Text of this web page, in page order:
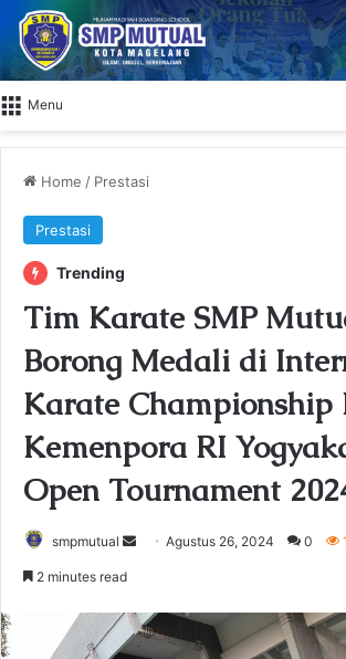
Menu
Home / Prestasi
Prestasi
Trending
Tim Karate SMP
Borong Medali di
Karate Championship
Kemenpora RI
Open Tournament
smpmutual
d
a
Agustus 26, 2024 0
2 minutes read